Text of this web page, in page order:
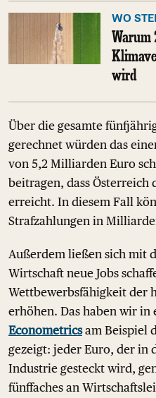
WO
Warum
wird
Über die gesamte
gerechnet würden das
von 5,2 Milliarden Euro
beitragen, dass Österreich
erreicht. In diesem Fall
Strafzahlungen in
Außerdem ließen sich mit
Wirtschaft neue Jobs
Wettbewerbsfähigkeit der
erhöhen. Das haben wir in
Econometricsam Beispiel
gezeigt: jeder Euro, der in
Industrie gesteckt wird,
fünffaches an